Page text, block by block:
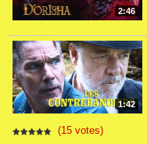
2:46
1:42
(15 votes)